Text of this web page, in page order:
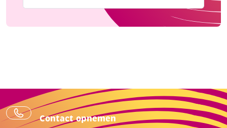
Contact opnemen